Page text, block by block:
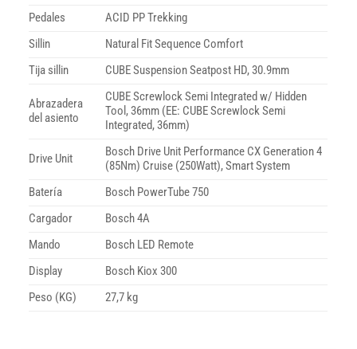
Pedales
ACID PP Trekking
Sillin
Natural Fit Sequence Comfort
Tija sillin
CUBE Suspension Seatpost HD, 30.9mm
Abrazadera
del asiento
CUBE Screwlock Semi Integrated w/ Hidden
Tool, 36mm (EE: CUBE Screwlock Semi
Integrated, 36mm)
Drive Unit
Bosch Drive Unit Performance CX Generation 4
(85Nm) Cruise (250Watt), Smart System
Batería
Bosch PowerTube 750
Cargador
Bosch 4A
Mando
Bosch LED Remote
Display
Bosch Kiox 300
Peso (KG)
27,7 kg